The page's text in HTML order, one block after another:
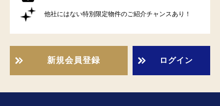
他社にはない特別限定物件のご紹介チャンスあり！
新規会員登録 ログイン